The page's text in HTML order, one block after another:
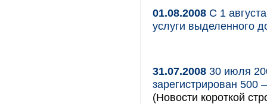
01.08.2008 С 1
услуги выделенного
31.07.2008 30 июля
зарегистрирован 500
(Новости короткой